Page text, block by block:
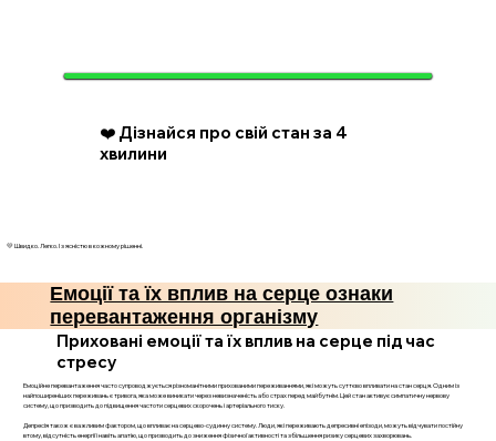
❤️ Дізнайся про свій стан за 4
хвилини
💛 Швидко. Легко. І з ясністю в кожному рішенні.
Емоції та їх вплив на серце ознаки
перевантаження організму
Приховані емоції та їх вплив на серце під час
стресу
Емоційне перевантаження часто супроводжується різноманітними прихованими переживаннями, які можуть суттєво впливати на стан серця. Одним із
найпоширеніших переживань є тривога, яка може виникати через невизначеність або страх перед майбутнім. Цей стан активує симпатичну нервову
систему, що призводить до підвищення частоти серцевих скорочень і артеріального тиску.
Депресія також є важливим фактором, що впливає на серцево-судинну систему. Люди, які переживають депресивні епізоди, можуть відчувати постійну
втому, відсутність енергії і навіть апатію, що призводить до зниження фізичної активності та збільшення ризику серцевих захворювань.